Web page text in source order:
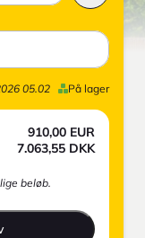
05.02 På lager
910,00 EUR
7.063,55 DKK
beløb.